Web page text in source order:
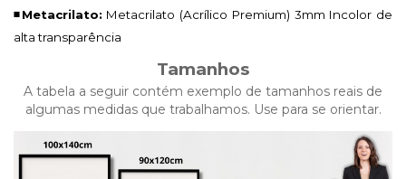
◾Metacrilato: Metacrilato (Acrílico Premium) 3mm Incolor de
alta transparência
Tamanhos
A tabela a seguir contém exemplo de tamanhos reais de
algumas medidas que trabalhamos. Use para se orientar.